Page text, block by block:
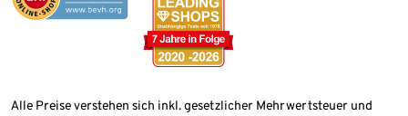
Alle Preise verstehen sich inkl. gesetzlicher Mehrwertsteuer und